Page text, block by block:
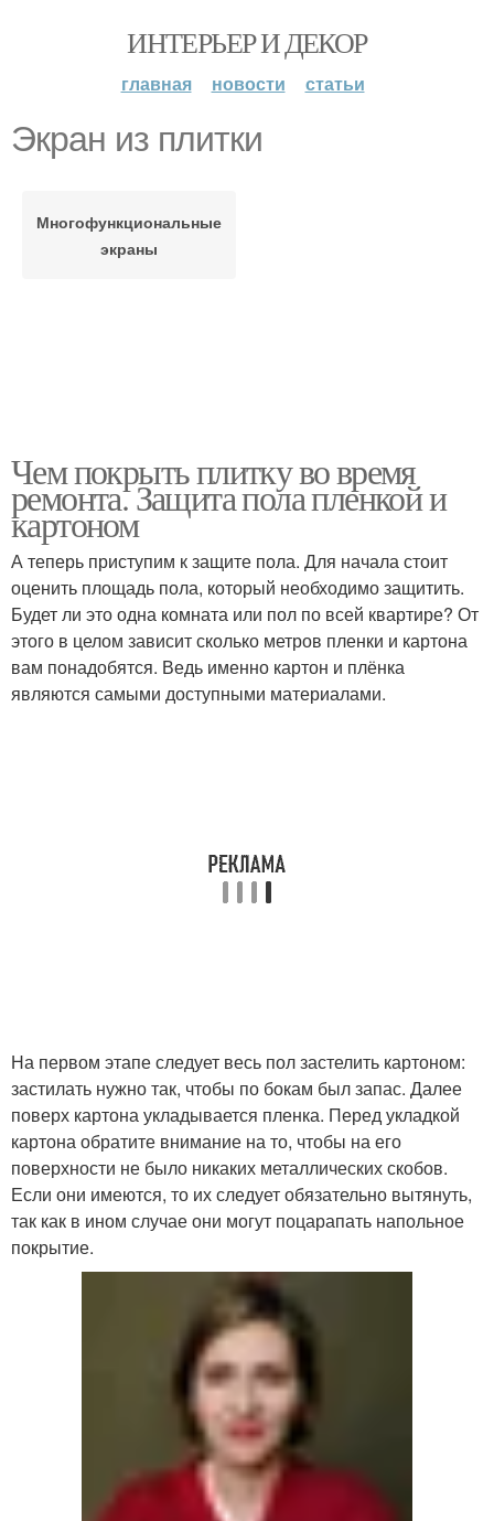
ИНТЕРЬЕР И ДЕКОР
главная новости статьи
Экран из плитки
Многофункциональные
экраны
Чем покрыть плитку во время
ремонта. Защита пола пленкой и
картоном
А теперь приступим к защите пола. Для начала стоит
оценить площадь пола, который необходимо защитить.
Будет ли это одна комната или пол по всей квартире? От
этого в целом зависит сколько метров пленки и картона
вам понадобятся. Ведь именно картон и плёнка
являются самыми доступными материалами.
На первом этапе следует весь пол застелить картоном:
застилать нужно так, чтобы по бокам был запас. Далее
поверх картона укладывается пленка. Перед укладкой
картона обратите внимание на то, чтобы на его
поверхности не было никаких металлических скобов.
Если они имеются, то их следует обязательно вытянуть,
так как в ином случае они могут поцарапать напольное
покрытие.